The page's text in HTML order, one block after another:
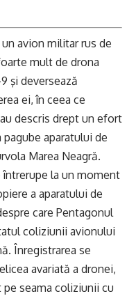
avion militar rus de
mult de drona
şi deversează
ei, în ceea ce
descris drept un efort
aparatului de
Marea Neagră.
la un moment
a aparatului de
care Pentagonul
coliziunii avionului
Înregistrarea se
avariată a dronei,
seama coliziunii cu